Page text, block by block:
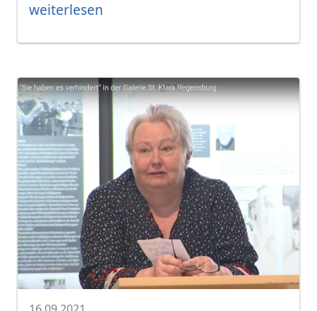
weiterlesen